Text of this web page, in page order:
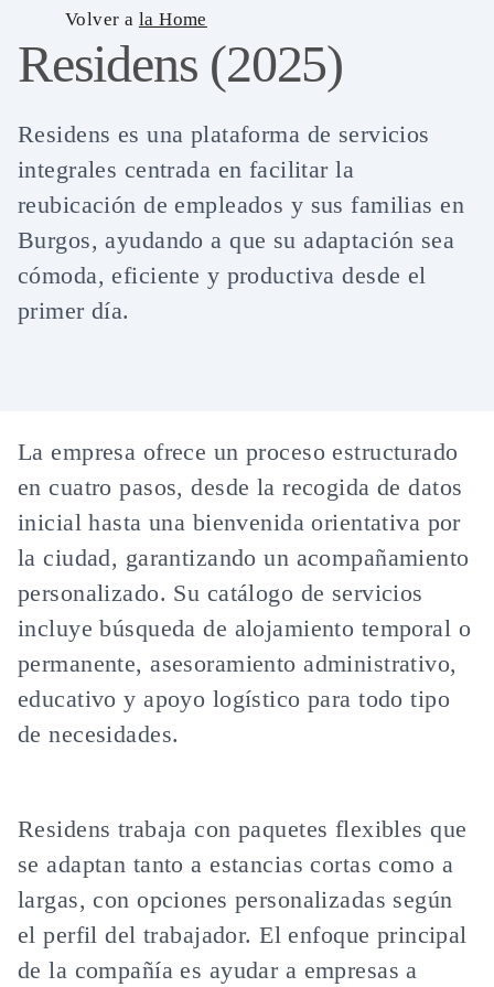
content
Volver a la Home
Residens (2025)
Residens es una plataforma de servicios
integrales centrada en facilitar la
reubicación de empleados y sus familias en
Burgos, ayudando a que su adaptación sea
cómoda, eficiente y productiva desde el
primer día.
La empresa ofrece un proceso estructurado
en cuatro pasos, desde la recogida de datos
inicial hasta una bienvenida orientativa por
la ciudad, garantizando un acompañamiento
personalizado. Su catálogo de servicios
incluye búsqueda de alojamiento temporal o
permanente, asesoramiento administrativo,
educativo y apoyo logístico para todo tipo
de necesidades.
Residens trabaja con paquetes flexibles que
se adaptan tanto a estancias cortas como a
largas, con opciones personalizadas según
el perfil del trabajador. El enfoque principal
de la compañía es ayudar a empresas a